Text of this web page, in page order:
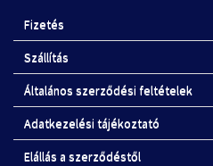
Fizetés
Szállítás
Általános szerződési feltételek
Adatkezelési tájékoztató
Elállás a szerződéstől